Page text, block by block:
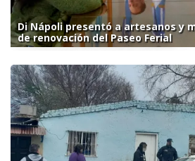
Di Nápoli presentó a artesanos y
de renovación del Paseo Ferial